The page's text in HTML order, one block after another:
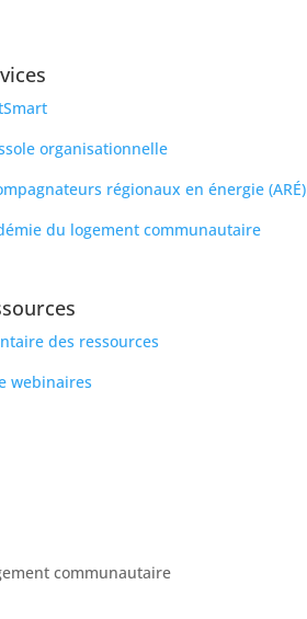
organisationnelle
régionaux en énergie (ARÉ)
du logement communautaire
des ressources
webinaires
communautaire